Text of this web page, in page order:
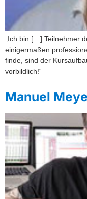
„Ich bin […] Teilnehmer
einigermaßen
finde, sind der
vorbildlich!“
Manuel